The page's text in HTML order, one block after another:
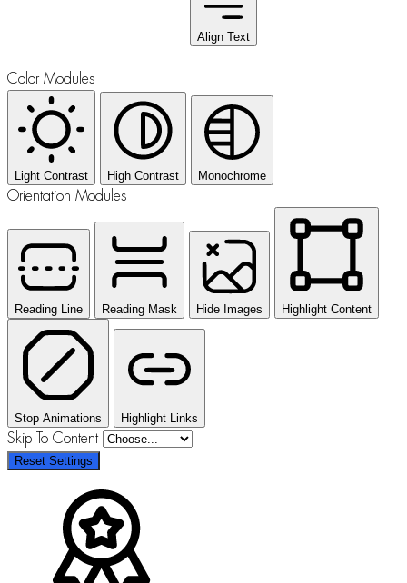
Align Text
Color Modules
Light Contrast High Contrast Monochrome
Orientation Modules
Reading Line Reading Mask Hide Images Highlight Content
Stop Animations Highlight Links
Skip To Content
Reset Settings